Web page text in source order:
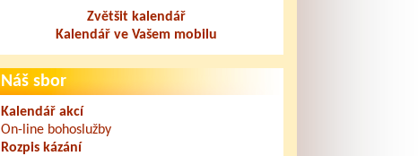
Zvětšit kalendář
Kalendář ve Vašem mobilu
Náš sbor
Kalendář akcí
On-line bohoslužby
Rozpis kázání